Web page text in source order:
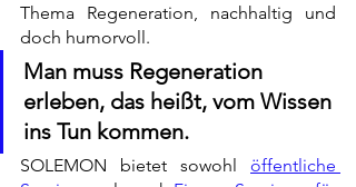
Thema Regeneration, nachhaltig und
doch humorvoll.
Man muss Regeneration
erleben, das heißt, vom Wissen
ins Tun kommen.
SOLEMON bietet sowohl öffentliche